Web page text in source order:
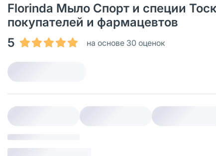
Florinda Мыло Спорт и специи
покупателей и фармацевтов
5
на основе 30 оценок